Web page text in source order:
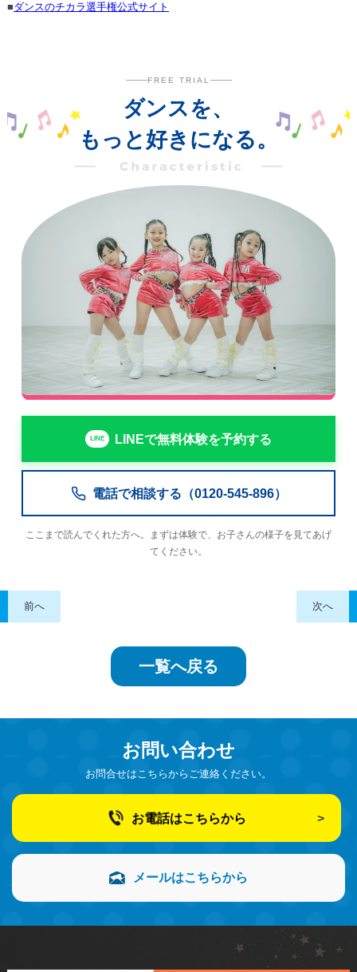
■ダンスのチカラ選手権公式サイト
FREE TRIAL
ダンスを、
もっと好きになる。
LINEで無料体験を予約する
電話で相談する（0120-545-896）
ここまで読んでくれた方へ。まずは体験で、お子さんの様子を見てあげ
てください。
前へ 次へ
一覧へ戻る
お問い合わせ
お問合せはこちらからご連絡ください。
お電話はこちらから
メールはこちらから